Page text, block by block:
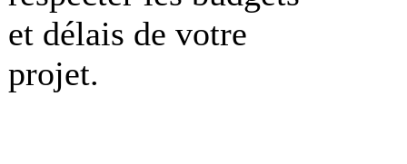
et délais de votre
projet.